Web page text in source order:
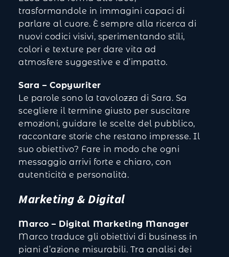
trasformandole in immagini capaci di
parlare al cuore. È sempre alla ricerca di
nuovi codici visivi, sperimentando stili,
colori e texture per dare vita ad
atmosfere suggestive e d’impatto.
Sara – Copywriter
Le parole sono la tavolozza di Sara. Sa
scegliere il termine giusto per suscitare
emozioni, guidare le scelte del pubblico,
raccontare storie che restano impresse. Il
suo obiettivo? Fare in modo che ogni
messaggio arrivi forte e chiaro, con
autenticità e personalità.
Marketing & Digital
Marco – Digital Marketing Manager
Marco traduce gli obiettivi di business in
piani d’azione misurabili. Tra analisi dei